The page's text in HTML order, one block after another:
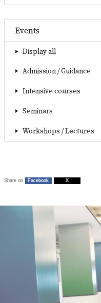
Events
Display all
Admission / Guidance
Intensive courses
Seminars
Workshops / Lectures
Share on Facebook X